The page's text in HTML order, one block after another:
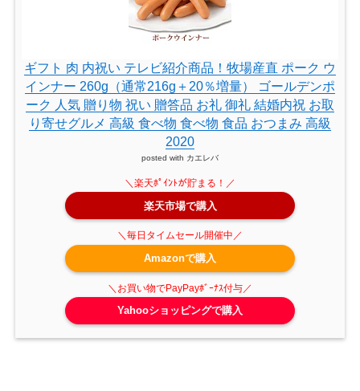
ギフト 肉 内祝い テレビ紹介商品！牧場産直 ポーク ウ
インナー 260g（通常216g＋20％増量） ゴールデンポ
ーク 人気 贈り物 祝い 贈答品 お礼 御礼 結婚内祝 お取
り寄せグルメ 高級 食べ物 食べ物 食品 おつまみ 高級
2020
posted with カエレバ
楽天市場で購入
Amazonで購入
Yahooショッピングで購入